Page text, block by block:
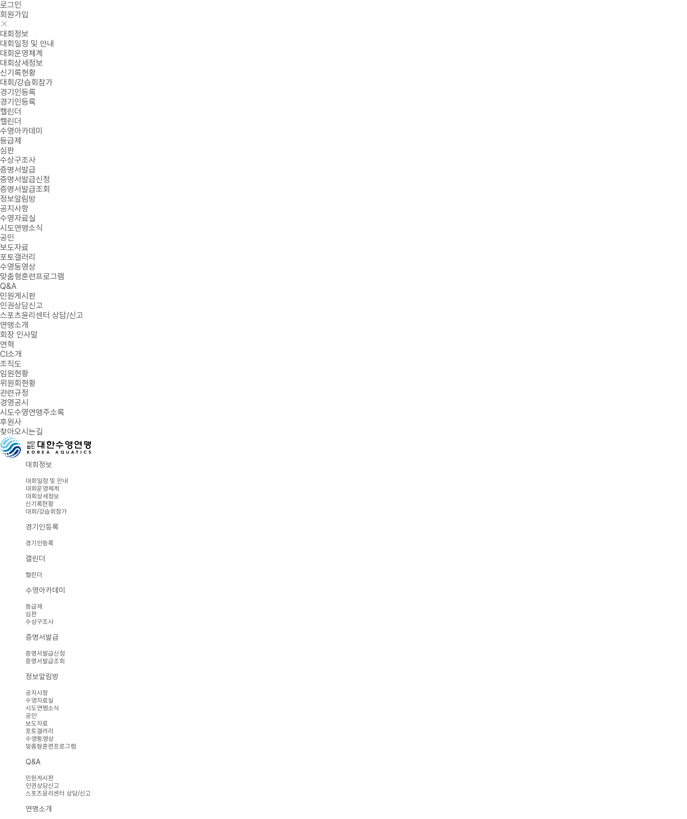
로그인
회원가입
대회정보
대회일정 및 안내
대회운영체계
대회상세정보
신기록현황
대회/강습회참가
경기인등록
경기인등록
캘린더
캘린더
수영아카데미
등급제
심판
수상구조사
증명서발급
증명서발급신청
증명서발급조회
정보알림방
공지사항
수영자료실
시도연맹소식
공인
보도자료
포토갤러리
수영동영상
맞춤형훈련프로그램
Q&A
민원게시판
인권상담신고
스포츠윤리센터 상담/신고
연맹소개
회장 인사말
연혁
CI소개
조직도
임원현황
위원회현황
관련규정
경영공시
시도수영연맹주소록
후원사
찾아오시는길
대회정보
대회일정 및 안내
대회운영체계
대회상세정보
신기록현황
대회/강습회참가
경기인등록
경기인등록
캘린더
캘린더
수영아카데미
등급제
심판
수상구조사
증명서발급
증명서발급신청
증명서발급조회
정보알림방
공지사항
수영자료실
시도연맹소식
공인
보도자료
포토갤러리
수영동영상
맞춤형훈련프로그램
Q&A
민원게시판
인권상담신고
스포츠윤리센터 상담/신고
연맹소개